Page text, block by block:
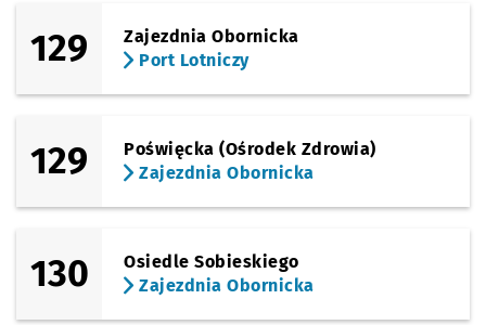
129
Zajezdnia Obornicka
Port Lotniczy
129
Poświęcka (Ośrodek Zdrowia)
Zajezdnia Obornicka
130
Osiedle Sobieskiego
Zajezdnia Obornicka